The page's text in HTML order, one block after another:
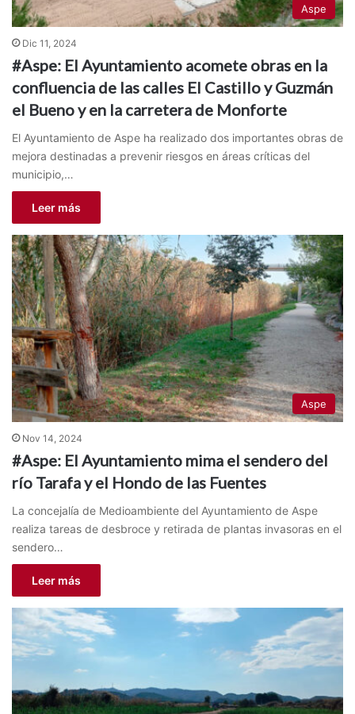
Aspe
Dic 11, 2024
#Aspe: El Ayuntamiento acomete obras en la
confluencia de las calles El Castillo y Guzmán
el Bueno y en la carretera de Monforte
El Ayuntamiento de Aspe ha realizado dos importantes obras de
mejora destinadas a prevenir riesgos en áreas críticas del
municipio,…
Leer más
Aspe
Nov 14, 2024
#Aspe: El Ayuntamiento mima el sendero del
río Tarafa y el Hondo de las Fuentes
La concejalía de Medioambiente del Ayuntamiento de Aspe
realiza tareas de desbroce y retirada de plantas invasoras en el
sendero…
Leer más